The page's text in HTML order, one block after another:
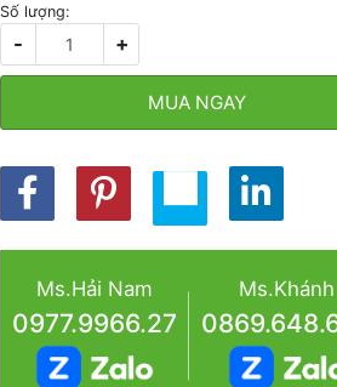
Số lượng:
- +
MUA NGAY
Ms.Hải Nam
0977.9966.27
Ms.Khánh